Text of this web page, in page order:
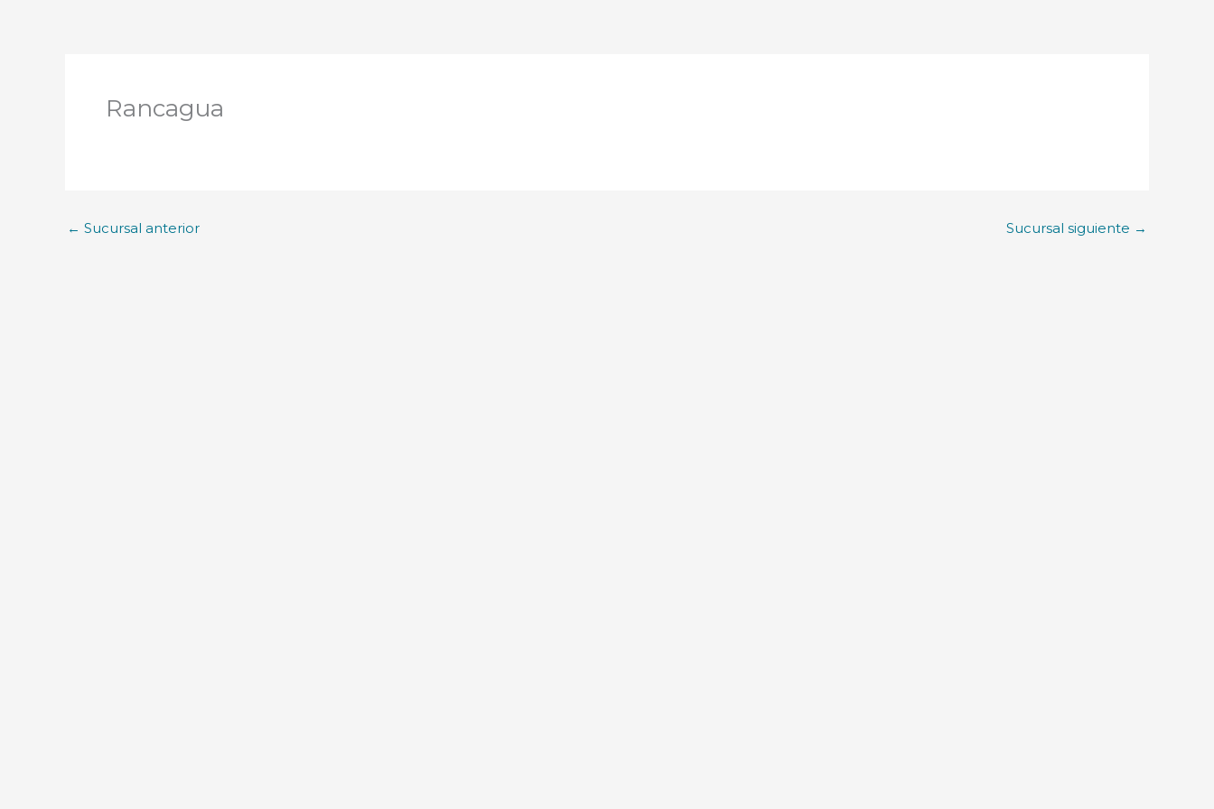
Rancagua
← Sucursal anterior Sucursal siguiente →